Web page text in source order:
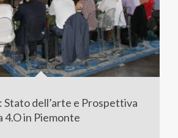
Stato dell’arte e Prospettiva
4.O in Piemonte